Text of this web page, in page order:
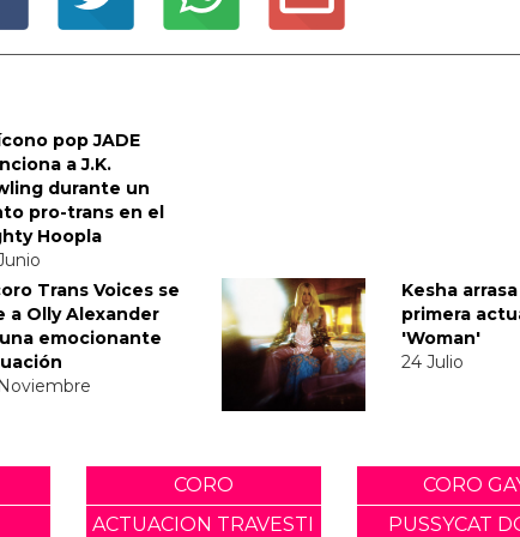
pop JADE
a J.K.
durante un
pro-trans en el
Hoopla
Trans Voices se
a Olly Alexander
emocionante
Kesha
primera
'Woman'
24 Julio
CORO
CORO
ACTUACION TRAVESTI PUSSYCAT